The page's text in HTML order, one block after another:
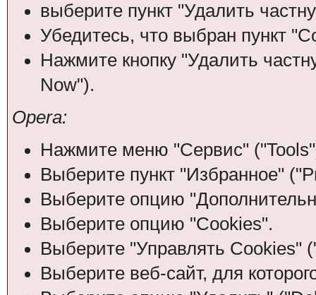
выберите пункт "Удалить
Убедитесь, что выбран пункт
Нажмите кнопку "Удалить
Now").
Opera:
Нажмите меню "Сервис"
Выберите пункт "Избранное"
Выберите опцию
Выберите опцию "Cookies".
Выберите "Управлять Cookies"
Выберите веб-сайт, для